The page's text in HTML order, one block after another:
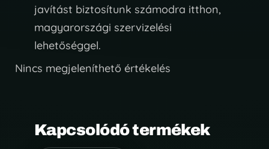
javítást biztosítunk számodra itthon,
magyarországi szervizelési
lehetőséggel.
Nincs megjeleníthető értékelés
Kapcsolódó termékek